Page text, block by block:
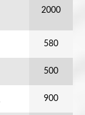
2000
580
500
900